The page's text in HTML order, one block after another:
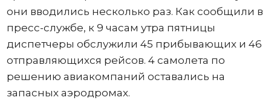
они вводились несколько раз. Как сообщили в
пресс-службе, к 9 часам утра пятницы
диспетчеры обслужили 45 прибывающих и 46
отправляющихся рейсов. 4 самолета по
решению авиакомпаний оставались на
запасных аэродромах.